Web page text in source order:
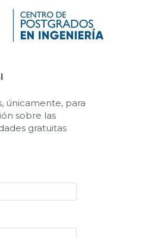
únicamente, para
sobre las
gratuitas